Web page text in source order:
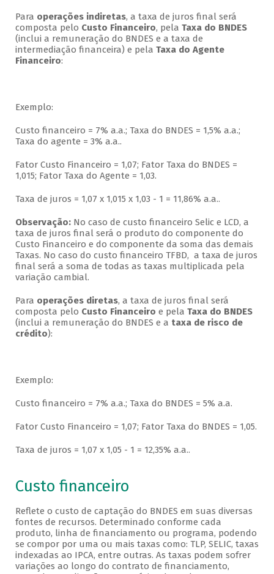
Para operações indiretas, a taxa de juros final será
composta pelo Custo Financeiro, pela Taxa do BNDES
(inclui a remuneração do BNDES e a taxa de
intermediação financeira) e pela Taxa do Agente
Financeiro:
Exemplo:
Custo financeiro = 7% a.a.; Taxa do BNDES = 1,5% a.a.;
Taxa do agente = 3% a.a..
Fator Custo Financeiro = 1,07; Fator Taxa do BNDES =
1,015; Fator Taxa do Agente = 1,03.
Taxa de juros = 1,07 x 1,015 x 1,03 - 1 = 11,86% a.a..
Observação:No caso de custo financeiro Selic e LCD, a
taxa de juros final será o produto do componente do
Custo Financeiro e do componente da soma das demais
Taxas. No caso do custo financeiro TFBD, a taxa de juros
final será a soma de todas as taxas multiplicada pela
variação cambial.
Para operações diretas, a taxa de juros final será
composta pelo Custo Financeiro e pela Taxa do BNDES
(inclui a remuneração do BNDES e a taxa de risco de
crédito):
Exemplo:
Custo financeiro = 7% a.a.; Taxa do BNDES = 5% a.a.
Fator Custo Financeiro = 1,07; Fator Taxa do BNDES = 1,05.
Taxa de juros = 1,07 x 1,05 - 1 = 12,35% a.a..
Custo financeiro
Reflete o custo de captação do BNDES em suas diversas
fontes de recursos. Determinado conforme cada
produto, linha de financiamento ou programa, podendo
se compor por uma ou mais taxas como: TLP, SELIC, taxas
indexadas ao IPCA, entre outras. As taxas podem sofrer
variações ao longo do contrato de financiamento,